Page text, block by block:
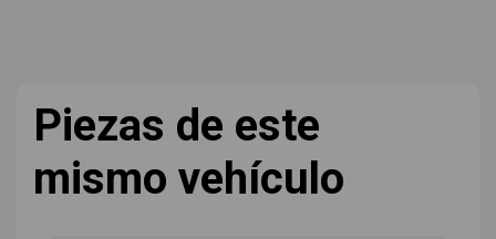
Piezas de este
mismo vehículo